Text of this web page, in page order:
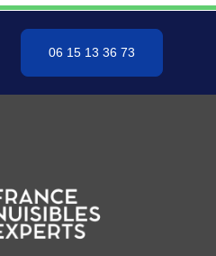
06 15 13 36 73